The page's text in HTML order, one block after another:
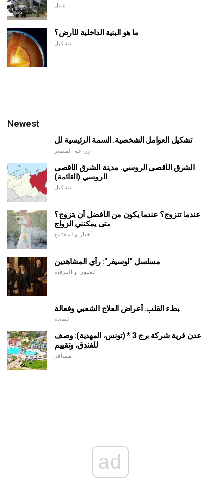
عمل
ما هو البنية الداخلية للأرض؟
تشكيل
Newest
تشكيل العوامل الشخصية. السمة الرئيسية لل
زراعة المصير
الشرق الأقصى الروسي. مدينة الشرق الأقصى
الروسي (القائمة)
تشكيل
عندما تتزوج؟ عندما يكون من الأفضل أن يتزوج؟
متى يمكنني الزواج
أخبار والمجتمع
مسلسل "لوسيفر": رأي المشاهدين
الفنون و الترفيه
بطء القلب. أعراض العلاج الشعبي وفعالة.
الصحة
عدن قرية شركة برج 3 * (تونس، المهدية): وصف
للفندق، وتقييم
مسافر
ad